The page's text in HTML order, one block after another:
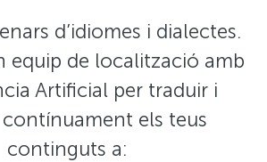
d’idiomes i dialectes.
equip de localització amb
Artificial per traduir i
els teus
continguts a: